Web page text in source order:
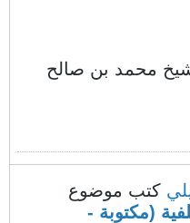
محمد بن صالح
كتب موضوع
(مكتوبة -